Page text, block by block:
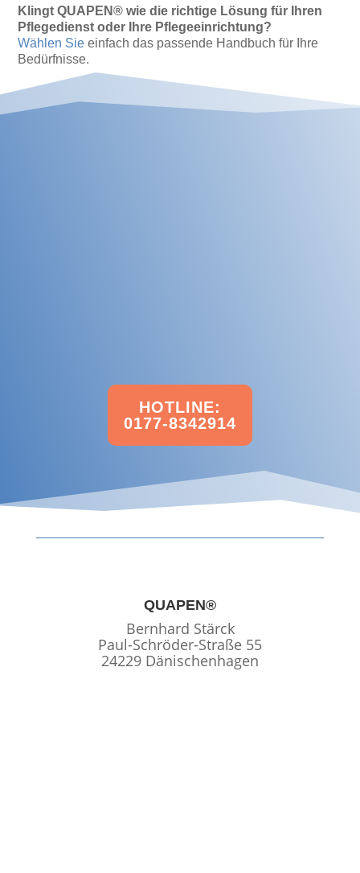
Klingt QUAPEN® wie die richtige Lösung für Ihren
Pflegedienst oder Ihre Pflegeeinrichtung?
Wählen Sie einfach das passende Handbuch für Ihre
Bedürfnisse.
HOTLINE:
0177-8342914
QUAPEN®
Bernhard Stärck
Paul-Schröder-Straße 55
24229 Dänischenhagen